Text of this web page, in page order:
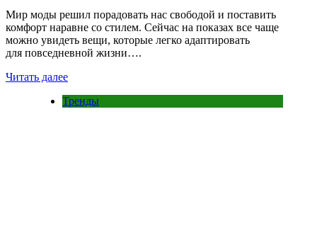
Мир моды решил порадовать нас свободой и поставить
комфорт наравне со стилем. Сейчас на показах все чаще
можно увидеть вещи, которые легко адаптировать
для повседневной жизни….
Читать далее
Тренды